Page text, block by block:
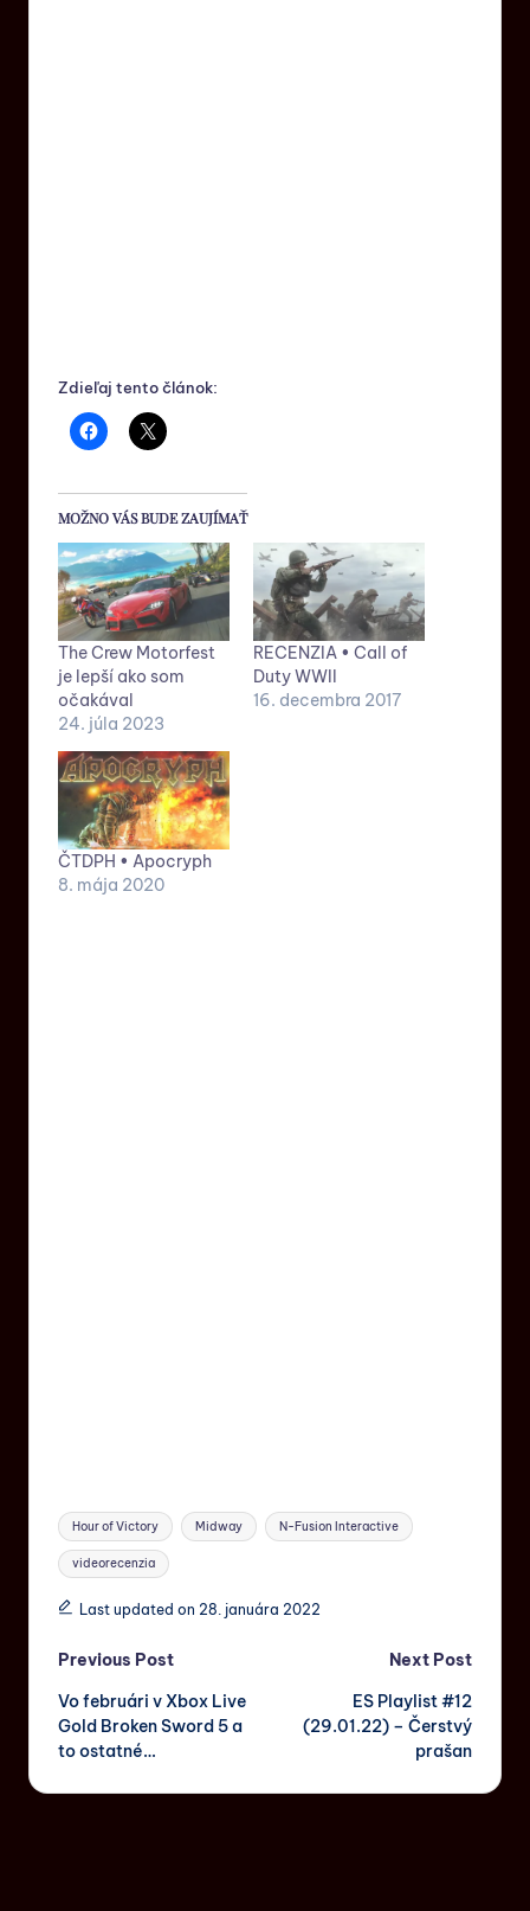
Zdieľaj tento článok:
MOŽNO VÁS BUDE ZAUJÍMAŤ
The Crew Motorfest
je lepší ako som
očakával
24. júla 2023
RECENZIA • Call of
Duty WWII
16. decembra 2017
ČTDPH • Apocryph
8. mája 2020
Hour of Victory Midway N-Fusion Interactive
videorecenzia
Last updated on 28. januára 2022
Previous Post
Vo februári v Xbox Live
Gold Broken Sword 5 a
to ostatné…
Next Post
ES Playlist #12
(29.01.22) – Čerstvý
prašan